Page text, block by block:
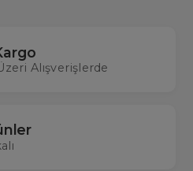
Alışverişlerde